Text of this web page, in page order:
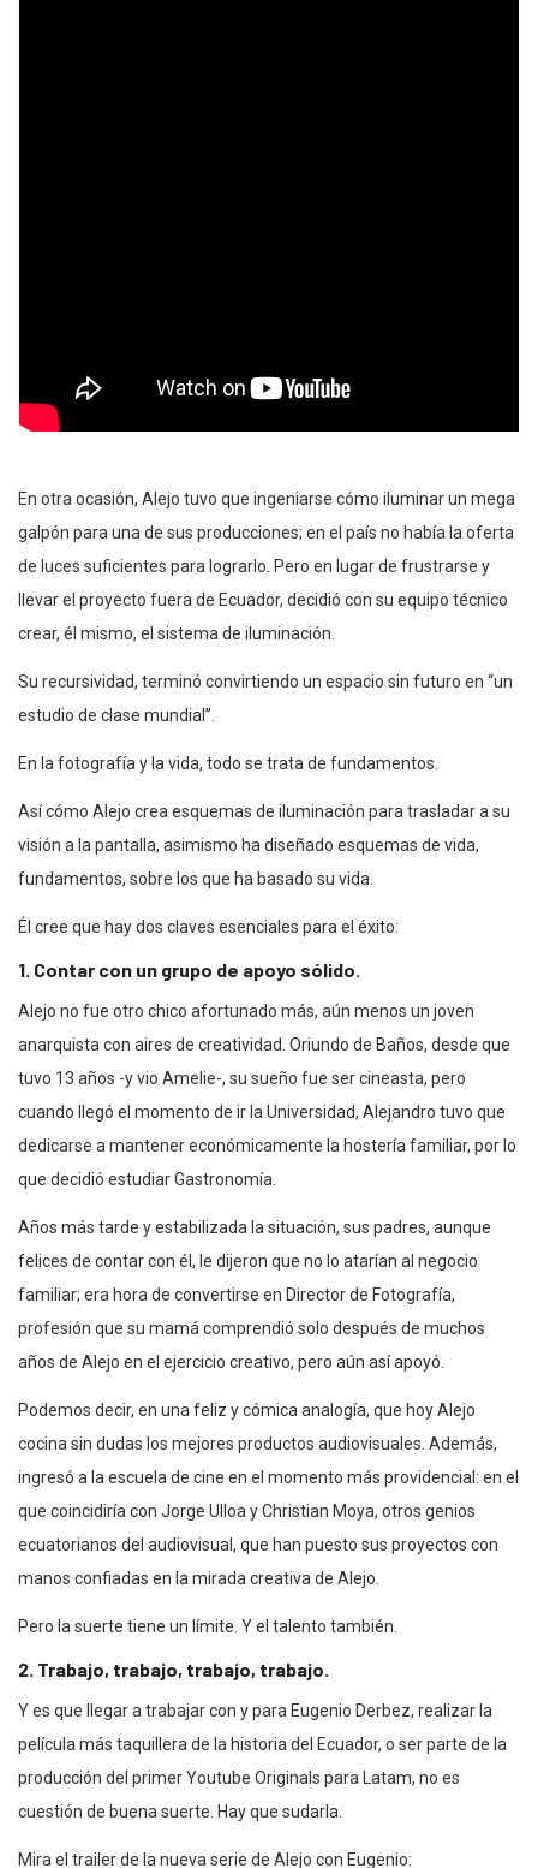
En otra ocasión, Alejo tuvo que ingeniarse cómo iluminar un mega
galpón para una de sus producciones; en el país no había la oferta
de luces suficientes para lograrlo. Pero en lugar de frustrarse y
llevar el proyecto fuera de Ecuador, decidió con su equipo técnico
crear, él mismo, el sistema de iluminación.
Su recursividad, terminó convirtiendo un espacio sin futuro en “un
estudio de clase mundial”.
En la fotografía y la vida, todo se trata de fundamentos.
Así cómo Alejo crea esquemas de iluminación para trasladar a su
visión a la pantalla, asimismo ha diseñado esquemas de vida,
fundamentos, sobre los que ha basado su vida.
Él cree que hay dos claves esenciales para el éxito:
1. Contar con un grupo de apoyo sólido.
Alejo no fue otro chico afortunado más, aún menos un joven
anarquista con aires de creatividad. Oriundo de Baños, desde que
tuvo 13 años -y vio Amelie-, su sueño fue ser cineasta, pero
cuando llegó el momento de ir la Universidad, Alejandro tuvo que
dedicarse a mantener económicamente la hostería familiar, por lo
que decidió estudiar Gastronomía.
Años más tarde y estabilizada la situación, sus padres, aunque
felices de contar con él, le dijeron que no lo atarían al negocio
familiar; era hora de convertirse en Director de Fotografía,
profesión que su mamá comprendió solo después de muchos
años de Alejo en el ejercicio creativo, pero aún así apoyó.
Podemos decir, en una feliz y cómica analogía, que hoy Alejo
cocina sin dudas los mejores productos audiovisuales. Además,
ingresó a la escuela de cine en el momento más providencial: en el
que coincidiría con Jorge Ulloa y Christian Moya, otros genios
ecuatorianos del audiovisual, que han puesto sus proyectos con
manos confiadas en la mirada creativa de Alejo.
Pero la suerte tiene un límite. Y el talento también.
2. Trabajo, trabajo, trabajo, trabajo.
Y es que llegar a trabajar con y para Eugenio Derbez, realizar la
película más taquillera de la historia del Ecuador, o ser parte de la
producción del primer Youtube Originals para Latam, no es
cuestión de buena suerte. Hay que sudarla.
Mira el trailer de la nueva serie de Alejo con Eugenio: